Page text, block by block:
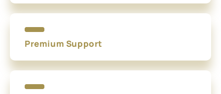
Premium Support